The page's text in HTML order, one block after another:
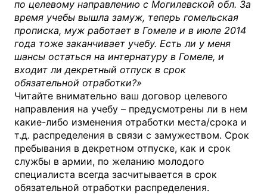
по целевому направлению с Могилевской обл. За
время учебы вышла замуж, теперь гомельская
прописка, муж работает в Гомеле и в июле 2014
года тоже заканчивает учебу. Есть ли у меня
шансы остаться на интернатуру в Гомеле, и
входит ли декретный отпуск в срок
обязательной отработки?»
Читайте внимательно ваш договор целевого
направления на учебу – предусмотрены ли в нем
какие-либо изменения отработки места/срока и
т.д. распределения в связи с замужеством. Срок
пребывания в декретном отпуске, как и срок
службы в армии, по желанию молодого
специалиста всегда засчитывается в срок
обязательной отработки распределения.